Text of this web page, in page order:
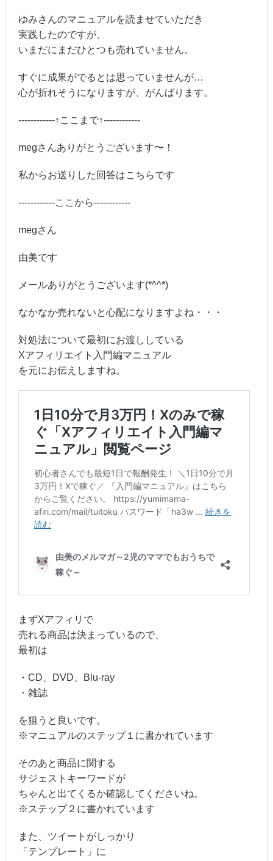
ゆみさんのマニュアルを読ませていただき
実践したのですが、
いまだにまだひとつも売れていません。
すぐに成果がでるとは思っていませんが…
心が折れそうになりますが、がんばります。
------------↑ここまで↑------------
megさんありがとうございます〜！
私からお送りした回答はこちらです
------------ここから------------
megさん
由美です
メールありがとうございます(*^^*)
なかなか売れないと心配になりますよね・・・
対処法について最初にお渡ししている
Xアフィリエイト入門編マニュアル
を元にお伝えしますね。
まずXアフィリで
売れる商品は決まっているので、
最初は
・CD、DVD、Blu-ray
・雑誌
を狙うと良いです。
※マニュアルのステップ１に書かれています
そのあと商品に関する
サジェストキーワードが
ちゃんと出てくるか確認してくださいね。
※ステップ２に書かれています
また、ツイートがしっかり
「テンプレート」に